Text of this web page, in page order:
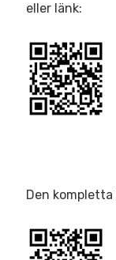
eller länk:
Den